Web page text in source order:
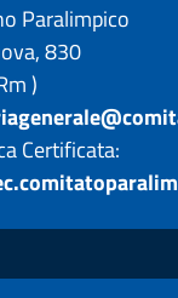
Paralimpico
830
)
Certificata: